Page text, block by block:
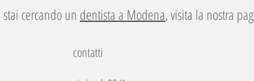
stai cercando un dentista a Modena, visita la nostra
contatti